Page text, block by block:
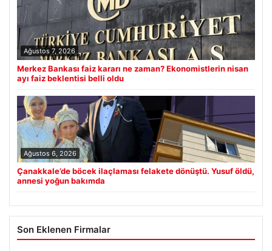
Ağustos 7, 2026
Merkez Bankası faiz kararı ne zaman? Ekonomistlerin nisan
ayı faiz beklentisi belli oldu
Ağustos 6, 2026
Çanakkale’de böcek ilaçlaması felakete dönüştü. Yusuf öldü,
annesi yoğun bakımda
Son Eklenen Firmalar